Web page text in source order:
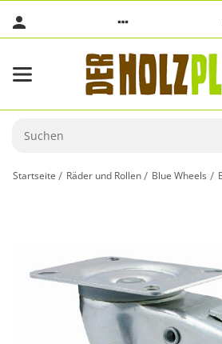
Startseite Räder und Rollen Blue Wheels